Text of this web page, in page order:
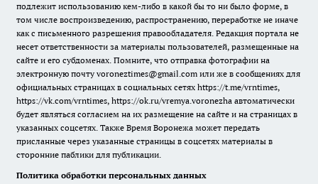
подлежит использованию кем-либо в какой бы то ни было форме, в
том числе воспроизведению, распространению, переработке не иначе
как с письменного разрешения правообладателя. Редакция портала не
несет ответственности за материалы пользователей, размещенные на
сайте и его субдоменах. Помните, что отправка фотографии на
электронную почту voroneztimes@gmail.com или же в сообщениях для
официальных страницах в социальных сетях https://t.me/vrntimes,
https://vk.com/vrntimes, https://ok.ru/vremya.voronezha автоматически
будет являться согласием на их размещение на сайте и на страницах в
указанных соцсетях. Также Время Воронежа может передать
присланные через указанные страницы в соцсетях материалы в
сторонние паблики для публикации.
Политика обработки персональных данных